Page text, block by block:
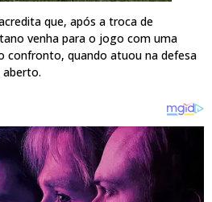
que, após a troca de
venha para o jogo com uma
confronto, quando atuou na defesa